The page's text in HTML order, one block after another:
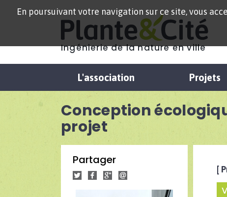
En poursuivant votre navigation sur ce site, vous
Ingénierie de la nature en ville
L'association Projets
Conception
projet
Partager
[